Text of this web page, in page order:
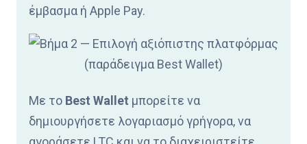
έμβασμα ή Apple Pay.
Με το Best Wallet μπορείτε να
δημιουργήσετε λογαριασμό γρήγορα, να